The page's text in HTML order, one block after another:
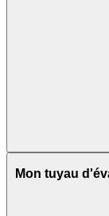
Mon tuyau